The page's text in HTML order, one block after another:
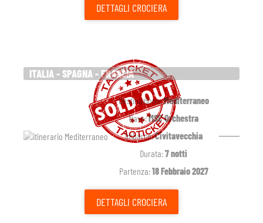
DETTAGLI CROCIERA
ITALIA - SPAGNA - FRANCIA
Destinazione:Mediterraneo
Nave:MSC Orchestra
Imbarco:Civitavecchia
Durata:7 notti
Partenza:18 Febbraio 2027
DETTAGLI CROCIERA